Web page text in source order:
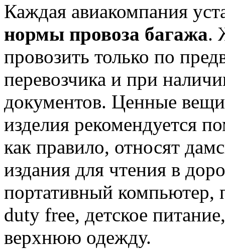
Каждая авиакомпания
нормы провоза багажа.
провозить только по
перевозчика и при
документов. Ценные
изделия рекомендуется
как правило, относят
издания для чтения в
портативный компьютер,
duty free, детское
верхнюю одежду.